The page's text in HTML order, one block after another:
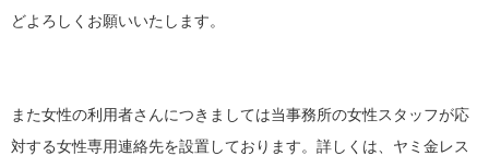
どよろしくお願いいたします。
また女性の利用者さんにつきましては当事務所の女性スタッフが応
対する女性専用連絡先を設置しております。詳しくは、ヤミ金レス